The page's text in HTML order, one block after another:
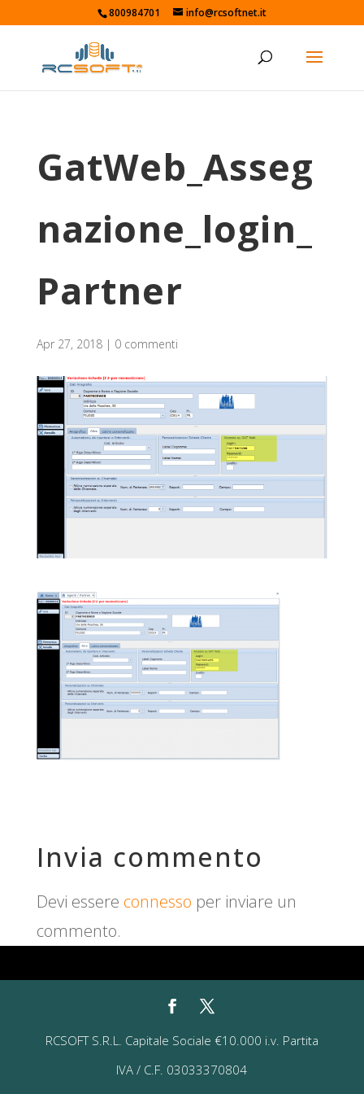
800984701 info@rcsoftnet.it
GatWeb_Asseg
nazione_login_
Partner
Apr 27, 2018| 0 commenti
Invia commento
Devi essere connesso per inviare un
commento.
RCSOFT S.R.L. Capitale Sociale €10.000 i.v. Partita
IVA / C.F. 03033370804